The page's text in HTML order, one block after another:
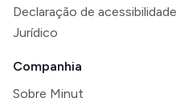
Declaração de acessibilidade
Jurídico
Companhia
Sobre Minut